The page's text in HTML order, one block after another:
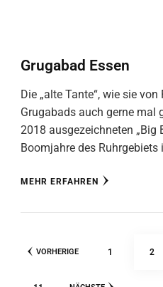
Grugabad Essen
Die „alte Tante“, wie sie von
Grugabads auch gerne mal
2018 ausgezeichneten „Big
Boomjahre des Ruhrgebiets
MEHR ERFAHREN
VORHERIGE SEITE
1 2